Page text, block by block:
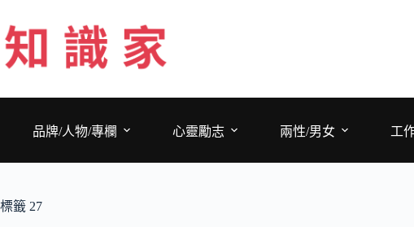
至
主
要
品牌/人物/專欄
心靈勵志 兩性/男女 工
標籤 27